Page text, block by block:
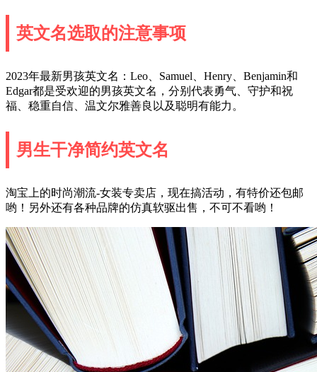
英文名选取的注意事项
2023年最新男孩英文名：Leo、Samuel、Henry、Benjamin和
Edgar都是受欢迎的男孩英文名，分别代表勇气、守护和祝
福、稳重自信、温文尔雅善良以及聪明有能力。
男生干净简约英文名
淘宝上的时尚潮流-女装专卖店，现在搞活动，有特价还包邮
哟！另外还有各种品牌的仿真软驱出售，不可不看哟！